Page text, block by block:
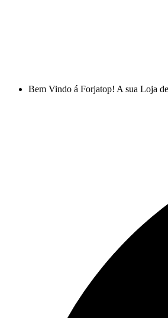
Bem Vindo á Forjatop! A sua Loja